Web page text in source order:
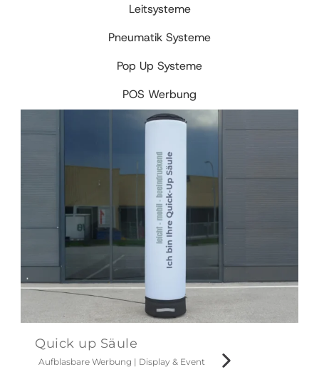
Leitsysteme
Pneumatik Systeme
Pop Up Systeme
POS Werbung
Quick up Säule
Aufblasbare Werbung | Display & Event